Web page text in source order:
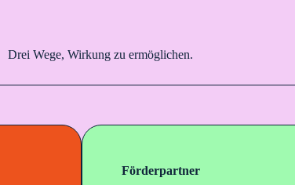
Drei Wege, Wirkung zu ermöglichen.
Förderpartner